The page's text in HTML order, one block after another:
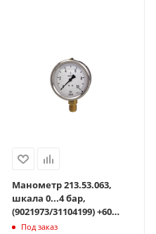
Манометр 213.53.063,
шкала 0...4 бар,
(9021973/31104199) +60
град С, радиальный
Под заказ